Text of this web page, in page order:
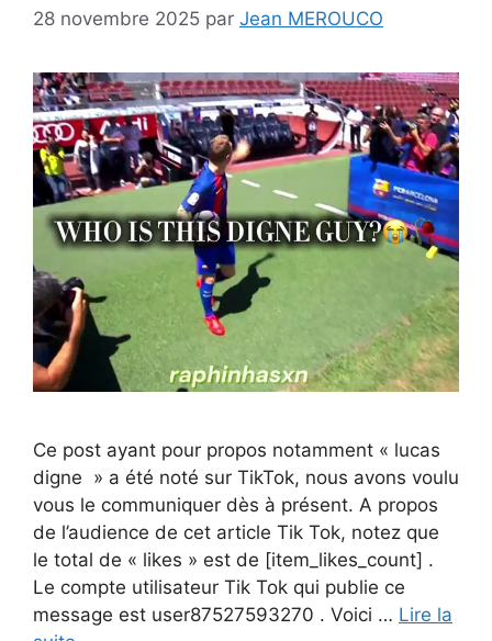
28 novembre 2025 par Jean MEROUCO
Ce post ayant pour propos notamment « lucas
digne » a été noté sur TikTok, nous avons voulu
vous le communiquer dès à présent. A propos
de l’audience de cet article Tik Tok, notez que
le total de « likes » est de [item_likes_count] .
Le compte utilisateur Tik Tok qui publie ce
message est user87527593270 . Voici … Lire la